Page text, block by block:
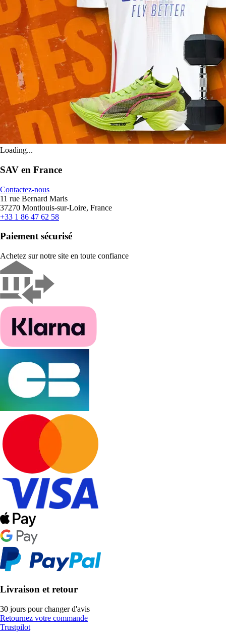
Loading...
SAV en France
Contactez-nous
11 rue Bernard Maris
37270 Montlouis-sur-Loire, France
+33 1 86 47 62 58
Paiement sécurisé
Achetez sur notre site en toute confiance
Livraison et retour
30 jours pour changer d'avis
Retournez votre commande
Trustpilot